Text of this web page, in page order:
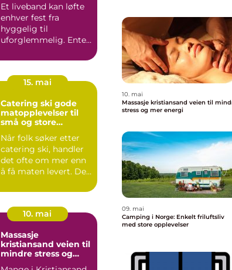
Et liveband kan løfte
enhver fest fra
hyggelig til
uforglemmelig. Enten
bry...
15. mai
Catering ski gode
matopplevelser til
små og store
Når folk søker etter
catering ski, handler
det ofte om mer enn
å få maten levert. De
10. mai
Massasje
kristiansand veien til
mindre stress og
10. mai
Massasje kristiansand veien til mindre
stress og mer energi
09. mai
Camping i Norge: Enkelt friluftsliv
med store opplevelser